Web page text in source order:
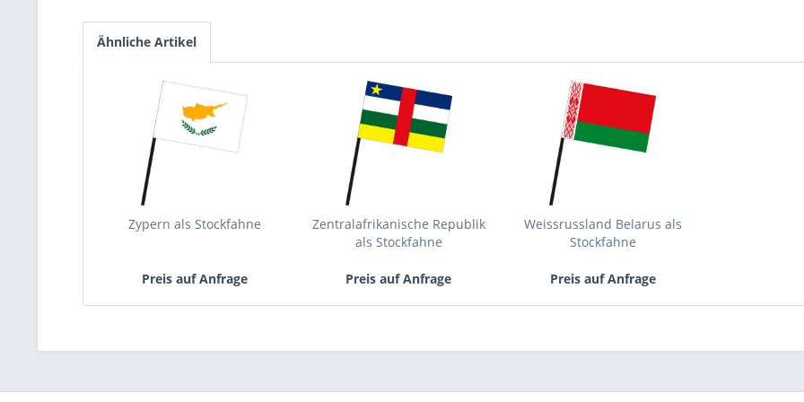
Ähnliche Artikel
Zypern als Stockfahne
Preis auf Anfrage
Zentralafrikanische Republik
als Stockfahne
Preis auf Anfrage
Weissrussland Belarus als
Stockfahne
Preis auf Anfrage